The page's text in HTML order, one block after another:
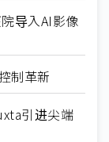
导入AI影像
制革新
引进尖端